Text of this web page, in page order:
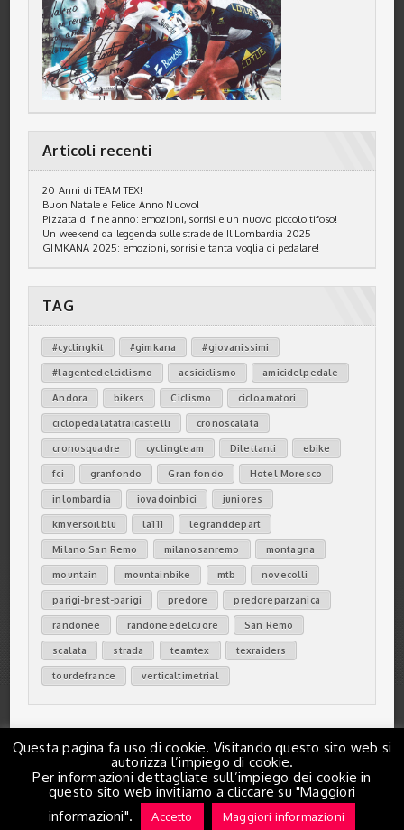
Articoli recenti
20 Anni di TEAM TEX!
Buon Natale e Felice Anno Nuovo!
Pizzata di fine anno: emozioni, sorrisi e un nuovo piccolo tifoso!
Un weekend da leggenda sulle strade de Il Lombardia 2025
GIMKANA 2025: emozioni, sorrisi e tanta voglia di pedalare!
TAG
#cyclingkit #gimkana #giovanissimi
#lagentedelciclismo acsiciclismo amicidelpedale
Andora bikers Ciclismo cicloamatori
ciclopedalatatraicastelli cronoscalata
cronosquadre cyclingteam Dilettanti ebike
fci granfondo Gran fondo Hotel Moresco
inlombardia iovadoinbici juniores
kmversoilblu la111 legranddepart
Milano San Remo milanosanremo montagna
mountain mountainbike mtb novecolli
parigi-brest-parigi predore predoreparzanica
randonee randoneedelcuore San Remo
scalata strada teamtex texraiders
tourdefrance verticaltimetrial
© Copyright 2026 Sportimo All Rights Reserved.
Designed & developed by
Questa pagina fa uso di cookie. Visitando questo sito web si
autorizza l’impiego di cookie.
Per informazioni dettagliate sull’impiego dei cookie in
questo sito web invitiamo a cliccare su "Maggiori
informazioni".
Accetto Maggiori informazioni